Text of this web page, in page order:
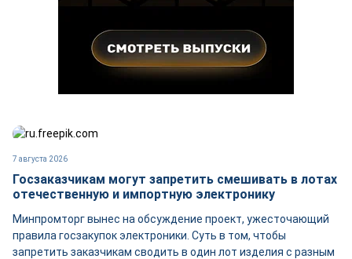
7 августа 2026
Госзаказчикам могут запретить смешивать в лотах
отечественную и импортную электронику
Минпромторг вынес на обсуждение проект, ужесточающий
правила госзакупок электроники. Суть в том, чтобы
запретить заказчикам сводить в один лот изделия с разным